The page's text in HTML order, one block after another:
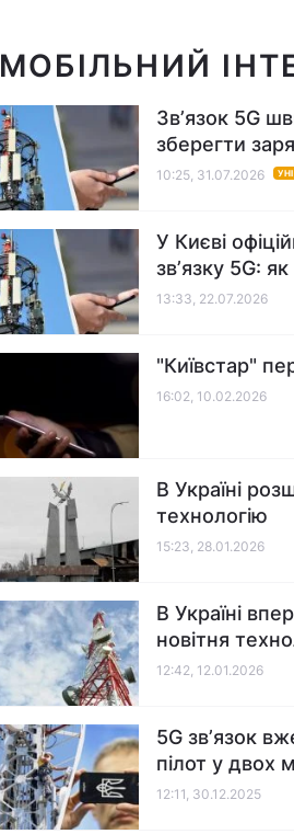
МОБІЛЬНИЙ
Звʼязок 5G
зберегти
10:25, 31.07.2026
У Києві
звʼязку 5G:
13:33, 22.07.2026
"Київстар"
16:02, 10.02.2026
В Україні
технологію
15:23, 28.01.2026
В Україні
новітня
12:42, 12.01.2026
5G звʼязок
пілот у двох
12:11, 30.12.2025